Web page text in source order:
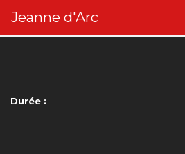
Jeanne d'Arc
Durée :